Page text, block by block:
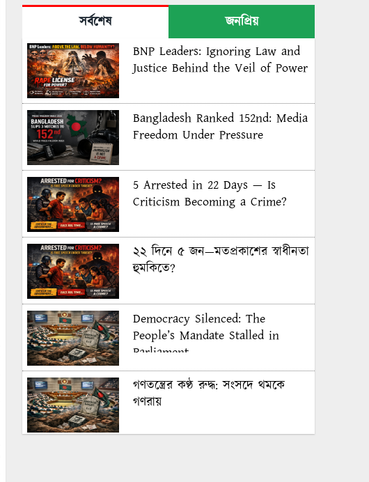
সর্বশেষ
জনপ্রিয়
BNP Leaders: Ignoring Law and
Justice Behind the Veil of Power
Bangladesh Ranked 152nd: Media
Freedom Under Pressure
5 Arrested in 22 Days — Is
Criticism Becoming a Crime?
২২ দিনে ৫ জন—মতপ্রকাশের স্বাধীনতা
হুমকিতে?
Democracy Silenced: The
People’s Mandate Stalled in
Parliament
গণতন্ত্রের কণ্ঠ রুদ্ধ: সংসদে থমকে
গণরায়